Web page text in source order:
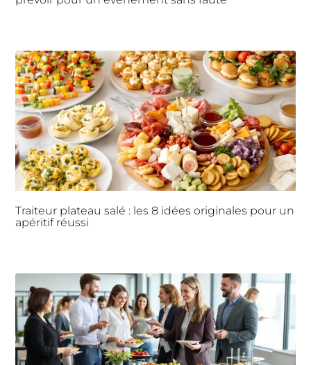
Traiteur plateau salé : les 8 idées originales pour un
apéritif réussi